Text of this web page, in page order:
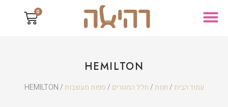
0
HEMILTON
עמוד הבית/חנות/חלל המגורים /ספות מעוצבות/ HEMILTON